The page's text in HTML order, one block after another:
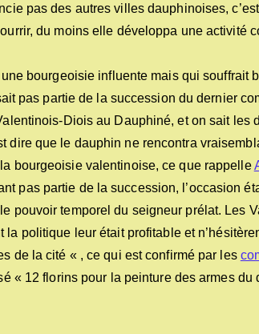
pas des autres villes dauphinoises,
du moins elle développa une activité
bourgeoisie influente mais qui souffrait
pas partie de la succession du dernier
Diois au Dauphiné, et on sait les
dire que le dauphin ne rencontra
bourgeoisie valentinoise, ce que rappelle
pas partie de la succession, l’occasion
pouvoir temporel du seigneur prélat. Les
politique leur était profitable et
de la cité « , ce qui est confirmé par les
« 12 florins pour la peinture des armes